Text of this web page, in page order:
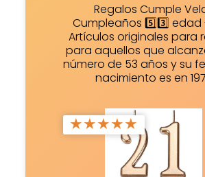
Regalos Cumple
Cumpleaños 5️⃣3️⃣ edad
Artículos originales para
para aquellos que
número de 53 años y su
nacimiento es en
★★★★★